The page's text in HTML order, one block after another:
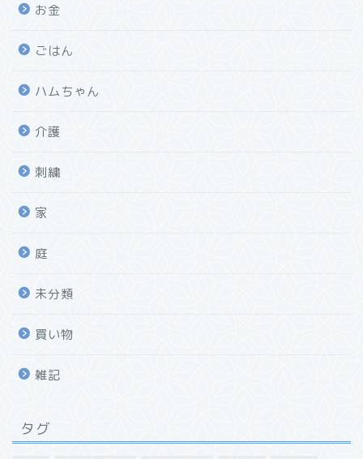
お金
ごはん
ハムちゃん
介護
刺繍
家
庭
未分類
買い物
雑記
タグ